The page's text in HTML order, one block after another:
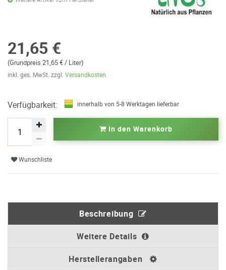
21,65 €
(Grundpreis 21,65 € / Liter)
inkl. ges. MwSt. zzgl. Versandkosten
Verfügbarkeit: innerhalb von 5-8 Werktagen lieferbar
In den Warenkorb
Wunschliste
Beschreibung
Weitere Details
Herstellerangaben